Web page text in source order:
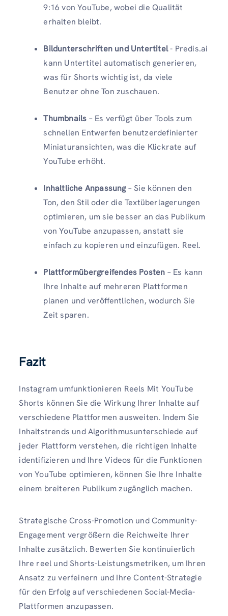
9:16 von YouTube, wobei die Qualität
erhalten bleibt.
Bildunterschriften und Untertitel- Predis.ai
kann Untertitel automatisch generieren,
was für Shorts wichtig ist, da viele
Benutzer ohne Ton zuschauen.
Thumbnails – Es verfügt über Tools zum
schnellen Entwerfen benutzerdefinierter
Miniaturansichten, was die Klickrate auf
YouTube erhöht.
Inhaltliche Anpassung– Sie können den
Ton, den Stil oder die Textüberlagerungen
optimieren, um sie besser an das Publikum
von YouTube anzupassen, anstatt sie
einfach zu kopieren und einzufügen. Reel.
Plattformübergreifendes Posten – Es kann
Ihre Inhalte auf mehreren Plattformen
planen und veröffentlichen, wodurch Sie
Zeit sparen.
Fazit
Instagram umfunktionieren Reels Mit YouTube
Shorts können Sie die Wirkung Ihrer Inhalte auf
verschiedene Plattformen ausweiten. Indem Sie
Inhaltstrends und Algorithmusunterschiede auf
jeder Plattform verstehen, die richtigen Inhalte
identifizieren und Ihre Videos für die Funktionen
von YouTube optimieren, können Sie Ihre Inhalte
einem breiteren Publikum zugänglich machen.
Strategische Cross-Promotion und Community-
Engagement vergrößern die Reichweite Ihrer
Inhalte zusätzlich. Bewerten Sie kontinuierlich
Ihre reel und Shorts-Leistungsmetriken, um Ihren
Ansatz zu verfeinern und Ihre Content-Strategie
für den Erfolg auf verschiedenen Social-Media-
Plattformen anzupassen.